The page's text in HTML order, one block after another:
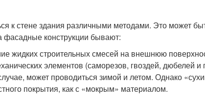
к стене здания различными методами. Это может
фасадные конструкции бывают:
жидких строительных смесей на внешнюю
элементов (саморезов, гвоздей, дюбелей и
может проводиться зимой и летом. Однако
покрытия, как с «мокрым» материалом.